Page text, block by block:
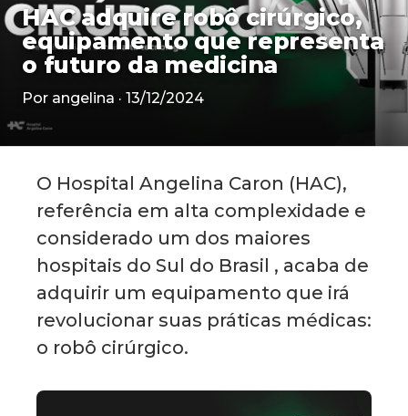
HAC adquire robô cirúrgico,
equipamento que representa
o futuro da medicina
Por angelina · 13/12/2024
O Hospital Angelina Caron (HAC),
referência em alta complexidade e
considerado um dos maiores
hospitais do Sul do Brasil , acaba de
adquirir um equipamento que irá
revolucionar suas práticas médicas:
o robô cirúrgico.